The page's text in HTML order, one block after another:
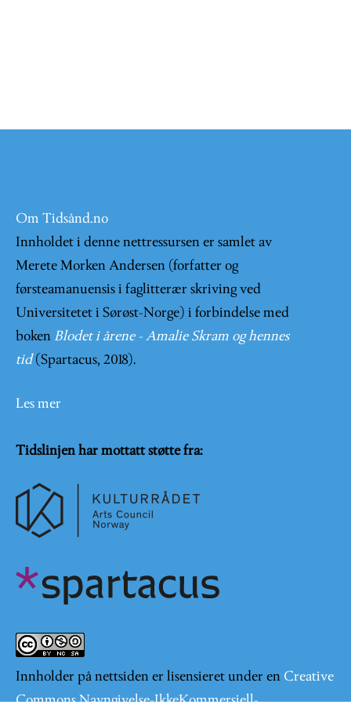
Om Tidsånd.no
Innholdet i denne nettressursen er samlet av
Merete Morken Andersen (forfatter og
førsteamanuensis i faglitterær skriving ved
Universitetet i Sørøst-Norge) i forbindelse med
boken Blodet i årene - Amalie Skram og hennes
tid (Spartacus, 2018).
Les mer
Tidslinjen har mottatt støtte fra:
Innholder på nettsiden er lisensieret under en Creative
Commons Navngivelse-IkkeKommersiell-